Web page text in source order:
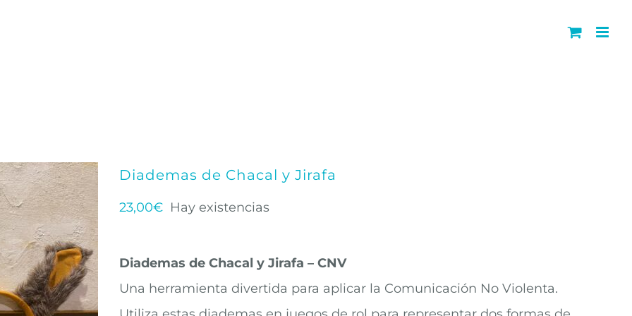
Diademas de Chacal y Jirafa
23,00€ Hay existencias
Diademas de Chacal y Jirafa – CNV
Una herramienta divertida para aplicar la Comunicación No Violenta.